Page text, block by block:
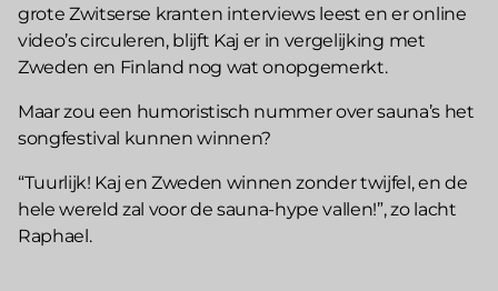
grote Zwitserse kranten interviews leest en er online
video’s circuleren, blijft Kaj er in vergelijking met
Zweden en Finland nog wat onopgemerkt.
Maar zou een humoristisch nummer over sauna’s het
songfestival kunnen winnen?
“Tuurlijk! Kaj en Zweden winnen zonder twijfel, en de
hele wereld zal voor de sauna-hype vallen!”, zo lacht
Raphael.